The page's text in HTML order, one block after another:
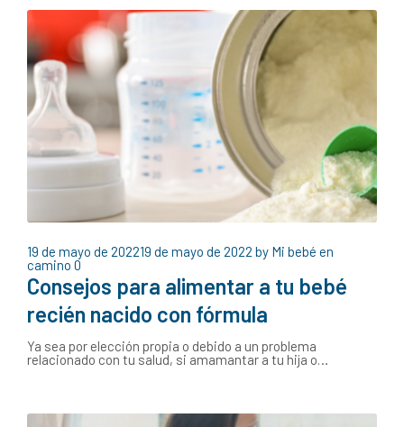
19 de mayo de 202219 de mayo de 2022 by Mi bebé en
camino 0
Consejos para alimentar a tu bebé
recién nacido con fórmula
Ya sea por elección propia o debido a un problema
relacionado con tu salud, si amamantar a tu hija o…